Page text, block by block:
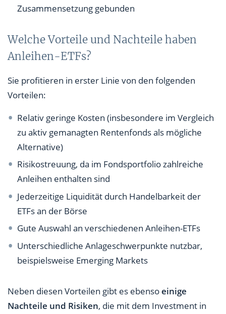
Zusammensetzung gebunden
Welche Vorteile und Nachteile haben
Anleihen-ETFs?
Sie profitieren in erster Linie von den folgenden
Vorteilen:
Relativ geringe Kosten (insbesondere im Vergleich
zu aktiv gemanagten Rentenfonds als mögliche
Alternative)
Risikostreuung, da im Fondsportfolio zahlreiche
Anleihen enthalten sind
Jederzeitige Liquidität durch Handelbarkeit der
ETFs an der Börse
Gute Auswahl an verschiedenen Anleihen-ETFs
Unterschiedliche Anlageschwerpunkte nutzbar,
beispielsweise Emerging Markets
Neben diesen Vorteilen gibt es ebensoeinige
Nachteile und Risiken, die mit dem Investment in